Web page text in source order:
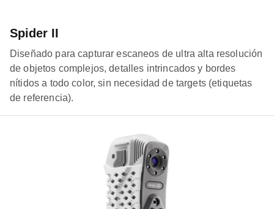
Spider II
Diseñado para capturar escaneos de ultra alta resolución
de objetos complejos, detalles intrincados y bordes
nítidos a todo color, sin necesidad de targets (etiquetas
de referencia).